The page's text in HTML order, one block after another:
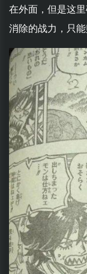
在外面，但是这
消除的战力，只